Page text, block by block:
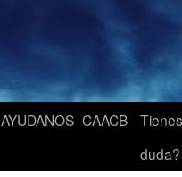
AYUDANOS CAACB
duda?